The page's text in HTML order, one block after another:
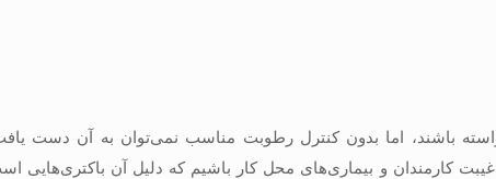
باشند، اما بدون کنترل رطوبت مناسب نمی‌توان به آن دست
کارمندان و بیماری‌های محل کار باشیم که دلیل آن باکتری‌هایی